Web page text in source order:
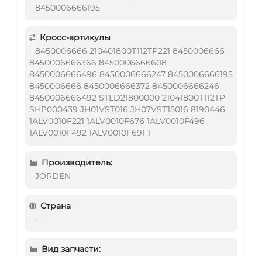
8450006666195
Кросс-артикулы
8450006666 210401800T112TP221 8450006666
8450006666366 8450006666608
8450006666496 8450006666247 8450006666195
8450006666 8450006666372 8450006666246
8450006666492 STLD21800000 21041800T112TP
SHP000439 JH01VST016 JH07VST15016 8190446
1ALV0010F221 1ALV0010F676 1ALV0010F496
1ALV0010F492 1ALV0010F691 1
Производитель:
JORDEN
Страна
-
Вид запчасти: